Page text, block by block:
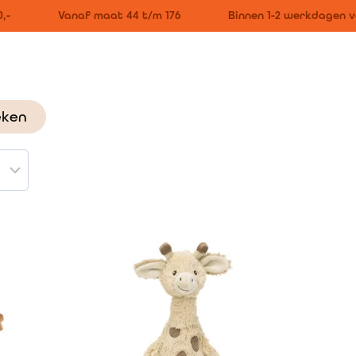
Vanaf maat 44 t/m 176 Binnen 1-2 werkdagen